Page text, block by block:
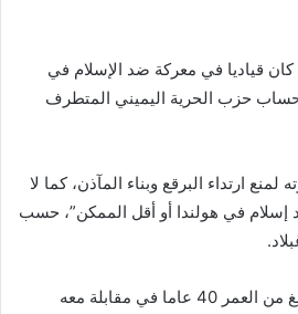
قياديا في معركة ضد الإسلام في
حزب الحرية اليميني المتطرف
ارتداء البرقع وبناء المآذن، كما لا
في هولندا أو أقل الممكن”، حسب
وقال فان كلافيرين الذي يبلغ من العمر 40 عاما في مقابلة معه